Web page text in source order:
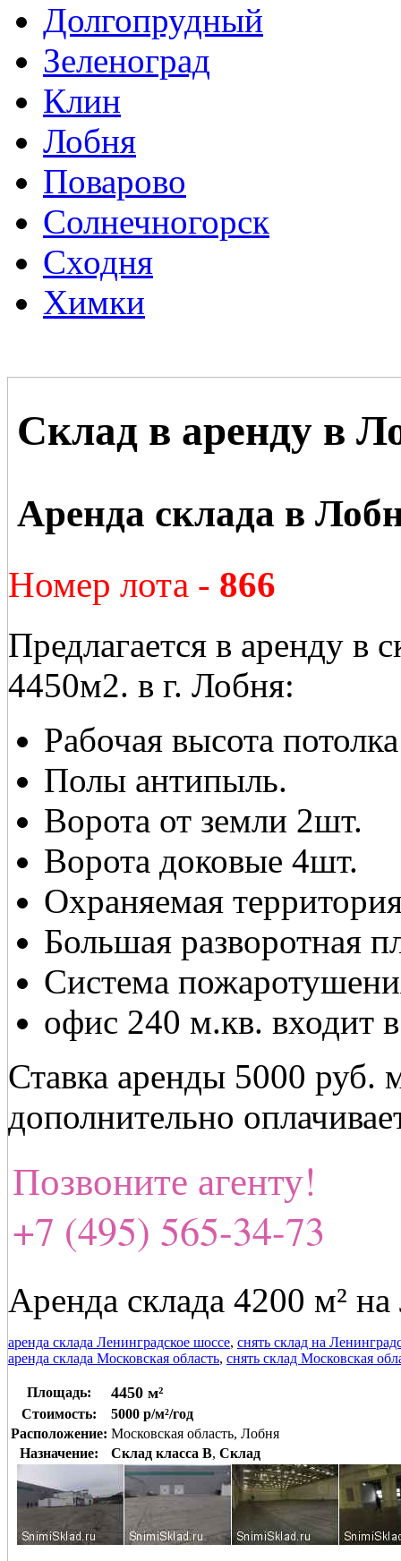
Долгопрудный
Зеленоград
Клин
Лобня
Поварово
Солнечногорск
Сходня
Химки
Склад в аренду в
Аренда склада в
Номер лота - 866
Предлагается в аренду в
4450м2. в г. Лобня:
Рабочая высота
Полы антипыль.
Ворота от земли 2шт.
Ворота доковые 4шт.
Охраняемая
Большая разворотная
Система
офис 240 м.кв. входит
Ставка аренды 5000
дополнительно
Позвоните агенту!
+7 (495) 565-34-73
Аренда склада 4200 м²
аренда склада Ленинградское шоссе, снять склад на
аренда склада Московская область, снять склад Московская
Площадь: 4450 м²
Стоимость:
5000 р/м²/год
Расположение: Московская область, Лобня
Назначение:
Склад класса B, Склад